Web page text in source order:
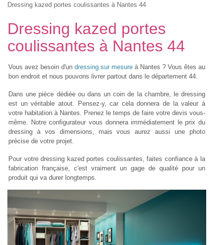
Dressing kazed portes coulissantes à Nantes 44
Dressing kazed portes
coulissantes à Nantes 44
Vous avez besoin d'un dressing sur mesure à Nantes ? Vous êtes au
bon endroit et nous pouvons livrer partout dans le département 44.
Dans une pièce dédiée ou dans un coin de la chambre, le dressing
est un véritable atout. Pensez-y, car cela donnera de la valeur à
votre habitation à Nantes. Prenez le temps de faire votre devis vous-
même. Notre configurateur vous donnera immédiatement le prix du
dressing à vos dimensions, mais vous aurez aussi une photo
précise de votre projet.
Pour votre dressing kazed portes coulissantes, faites confiance à la
fabrication française, c'est vraiment un gage de qualité pour un
produit qui va durer longtemps.